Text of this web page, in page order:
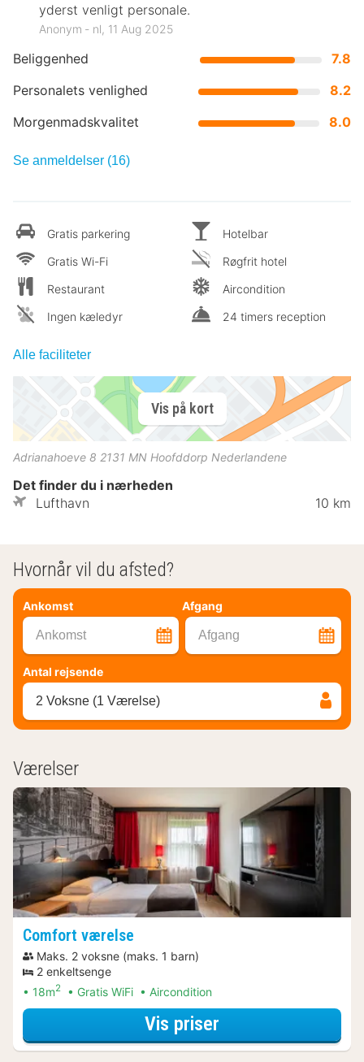
Beliggenhed
7.8
Personalets venlighed
8.2
Morgenmadskvalitet
8.0
yderst venligt personale.
Anonym ‐ nl, 11 Aug 2025
Se anmeldelser (16)
Gratis parkering
Gratis Wi-Fi
Restaurant
Ingen kæledyr
Hotelbar
Røgfrit hotel
Aircondition
24 timers reception
Alle faciliteter
Vis på kort
Adrianahoeve 8 2131 MN Hoofddorp Nederlandene
Det finder du i nærheden
Lufthavn
10 km
Hvornår vil du afsted?
Ankomst Afgang
Ankomst Afgang
Antal rejsende
2 Voksne (1 Værelse)
Værelser
Comfort værelse
Maks. 2 voksne (maks. 1 barn)
2 enkeltsenge
18m2 Gratis WiFi Aircondition
Vis priser